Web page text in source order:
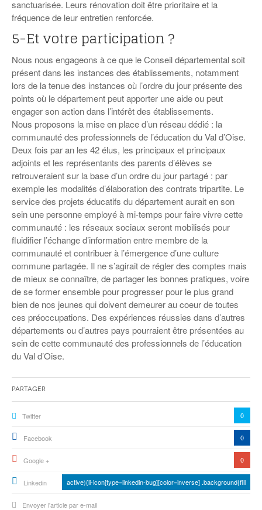
sanctuarisée. Leurs rénovation doit être prioritaire et la
fréquence de leur entretien renforcée.
5-Et votre participation ?
Nous nous engageons à ce que le Conseil départemental soit
présent dans les instances des établissements, notamment
lors de la tenue des instances où l’ordre du jour présente des
points où le département peut apporter une aide ou peut
engager son action dans l’intérêt des établissements.
Nous proposons la mise en place d’un réseau dédié : la
communauté des professionnels de l’éducation du Val d’Oise.
Deux fois par an les 42 élus, les principaux et principaux
adjoints et les représentants des parents d’élèves se
retrouveraient sur la base d’un ordre du jour partagé : par
exemple les modalités d’élaboration des contrats tripartite. Le
service des projets éducatifs du département aurait en son
sein une personne employé à mi-temps pour faire vivre cette
communauté : les réseaux sociaux seront mobilisés pour
fluidifier l’échange d’information entre membre de la
communauté et contribuer à l’émergence d’une culture
commune partagée. Il ne s’agirait de régler des comptes mais
de mieux se connaître, de partager les bonnes pratiques, voire
de se former ensemble pour progresser pour le plus grand
bien de nos jeunes qui doivent demeurer au coeur de toutes
ces préoccupations. Des expériences réussies dans d’autres
départements ou d’autres pays pourraient être présentées au
sein de cette communauté des professionnels de l’éducation
du Val d’Oise.
Partager
Twitter 0
Facebook 0
Google + 0
Linkedin active){li-icon[type=linkedin-bug][color=inverse] .background{fill
Envoyer l'article par e-mail